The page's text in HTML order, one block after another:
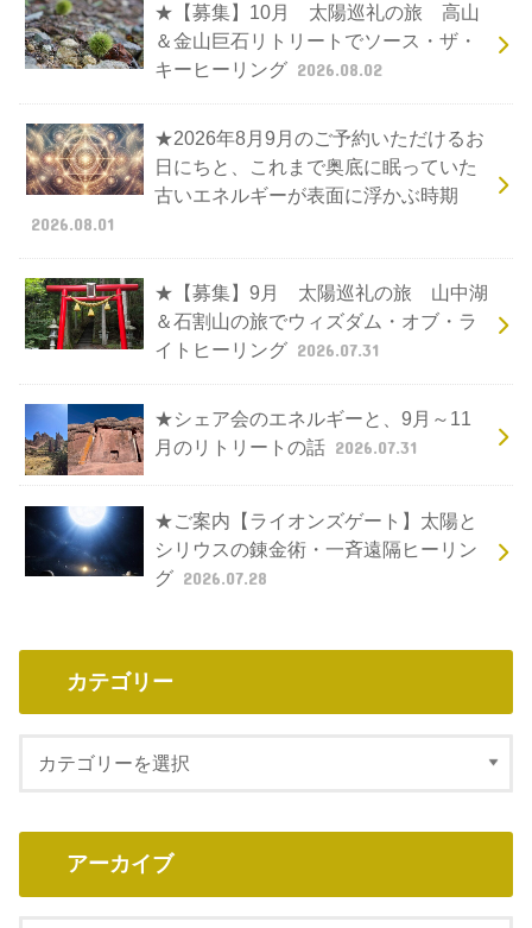
★【募集】10月 太陽巡礼の旅 高山
＆金山巨石リトリートでソース・ザ・
キーヒーリング 2026.08.02
★2026年8月9月のご予約いただけるお
日にちと、これまで奥底に眠っていた
古いエネルギーが表面に浮かぶ時期
2026.08.01
★【募集】9月 太陽巡礼の旅 山中湖
＆石割山の旅でウィズダム・オブ・ラ
イトヒーリング 2026.07.31
★シェア会のエネルギーと、9月～11
月のリトリートの話 2026.07.31
★ご案内【ライオンズゲート】太陽と
シリウスの錬金術・一斉遠隔ヒーリン
グ 2026.07.28
カテゴリー
アーカイブ